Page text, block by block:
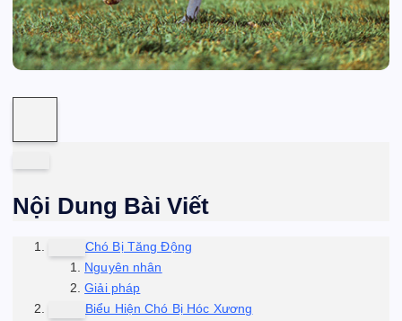
Nội Dung Bài Viết
Chó Bị Tăng Động
Nguyên nhân
Giải pháp
Biểu Hiện Chó Bị Hóc Xương